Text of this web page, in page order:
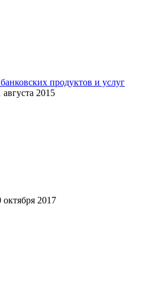
продуктов и услуг
августа 2015
октября 2017